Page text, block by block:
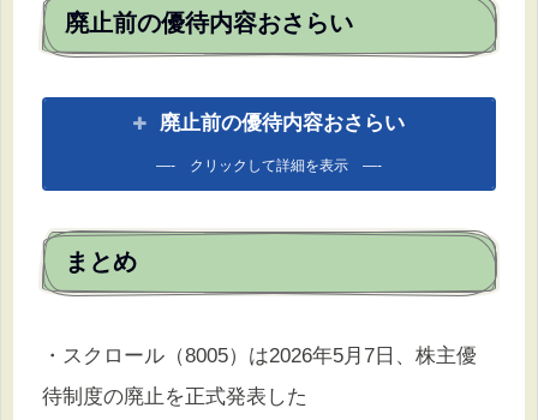
廃止前の優待内容おさらい
廃止前の優待内容おさらい
—- クリックして詳細を表示 —-
まとめ
・スクロール（8005）は2026年5月7日、株主優
待制度の廃止を正式発表した